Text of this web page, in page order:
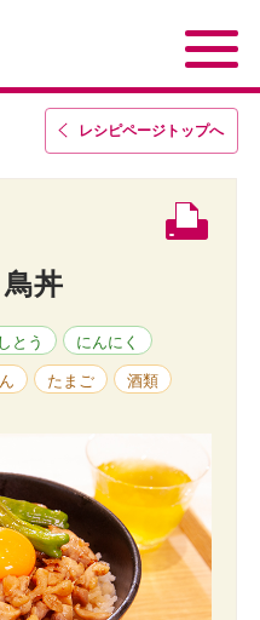
レシピページトップへ
丼
とう にんにく
たまご 酒類